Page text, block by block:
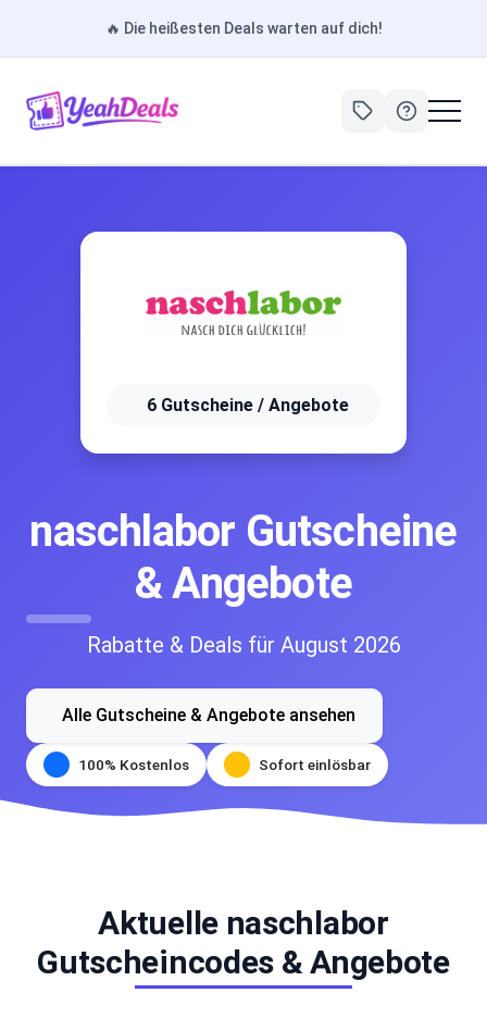
🔥 Die heißesten Deals warten auf dich!
6 Gutscheine / Angebote
naschlabor Gutscheine
& Angebote
Rabatte & Deals für August 2026
Alle Gutscheine & Angebote ansehen
100% Kostenlos Sofort einlösbar
Aktuelle naschlabor
Gutscheincodes & Angebote